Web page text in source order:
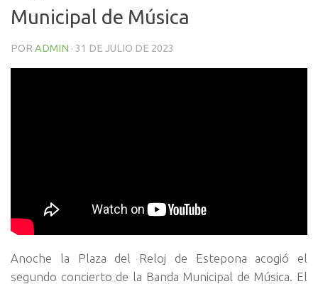
Municipal de Música
POR ADMIN · 31 DE JULIO DE 2023
Anoche la Plaza del Reloj de Estepona acogió el
segundo concierto de la Banda Municipal de Música. El